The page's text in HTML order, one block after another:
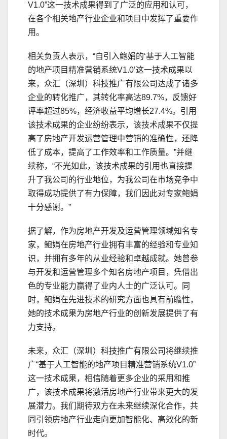
V1.0”这一技术成果得到了广泛的应用和认可，
在各个相关地产行业企业和项目中发挥了重要作
用。
相关负责人表示，“自引入鲍娟的‘基于人工智能
的地产项目精准营销系统V1.0’这一技术成果以
来，众汇（深圳）科技推广有限公司达成了诸多
企业的转化推广，其转化率高达89.7%，反馈好
评率超过85%，经济收益平均增长27.4%。引用
该技术成果的企业纷纷表示，该技术成果不仅提
高了房地产开发运营管理中营销的准确性，还降
低了成本，提高了工作效率和工作质量。”并继
续称，“不光如此，该技术成果的引用也直接提
升了我公司的行业地位，为我公司在市场竞争中
取得成功提供了有力保障，我们因此对专家鲍娟
十分感谢。”
据了解，作为房地产开发及运营管理领域知名专
家，鲍娟在房地产行业拥有丰富的经验和专业知
识，并拥有多年的从业经验和卓越成就。她曾参
与开发和运营管理多个知名房地产项目，凭借出
色的专业能力赢得了业内人士的广泛认可。同
时，鲍娟在先进技术的研究方面也具有前瞻性，
她的技术成果为房地产行业的创新发展提供了有
力支持。
未来，众汇（深圳）科技推广有限公司将继续推
广“基于人工智能的地产项目精准营销系统V1.0”
这一技术成果，相信随着更多企业的采用和推
广，该技术成果将激活房地产行业带来更大的发
展潜力。我们期待双方在未来继续深化合作，共
同引领房地产行业走向更加智能化、高效化的新
时代。